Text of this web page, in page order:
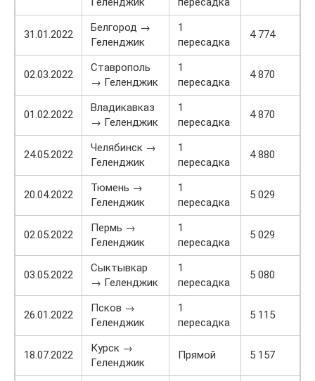
31.01.2022
Белгород →
Геленджик
1
пересадка
4 774
02.03.2022
Ставрополь
→ Геленджик
1
пересадка
4 870
01.02.2022
Владикавказ
→ Геленджик
1
пересадка
4 870
24.05.2022
Челябинск →
Геленджик
1
пересадка
4 880
20.04.2022
Тюмень →
Геленджик
1
пересадка
5 029
02.05.2022
Пермь →
Геленджик
1
пересадка
5 029
03.05.2022
Сыктывкар
→ Геленджик
1
пересадка
5 080
26.01.2022
Псков →
Геленджик
1
пересадка
5 115
18.07.2022
Курск →
Геленджик
Прямой 5 157